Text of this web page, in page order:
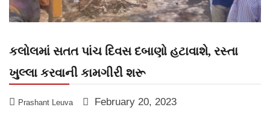
કલોલમાં સતત પાંચ દિવસ દબાણો હટાવાશે, રસ્તા
ખુલ્લા કરવાની કામગીરી શરૂ
Prashant Leuva February 20, 2023